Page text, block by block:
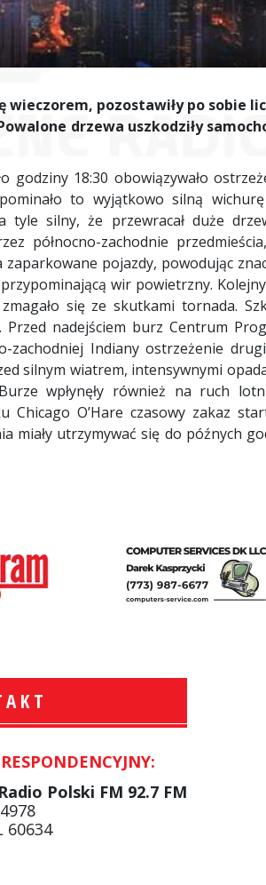
pozostawiły po sobie
drzewa uszkodziły
godziny 18:30 obowiązywało
to wyjątkowo silną
tyle silny, że przewracał duże
północno-zachodnie
pojazdy, powodując
wir powietrzny.
się ze skutkami tornada.
nadejściem burz Centrum
zachodniej Indiany ostrzeżenie
silnym wiatrem, intensywnymi
wpłynęły również na ruch
Chicago O’Hare czasowy zakaz
miały utrzymywać się do późnych
Polski FM 92.7 FM
60634
Krzysztof Wawer:
Komentator
facebook